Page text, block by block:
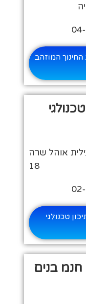
המוזהב
אוהל שרה
18
טכנולגי
בנים